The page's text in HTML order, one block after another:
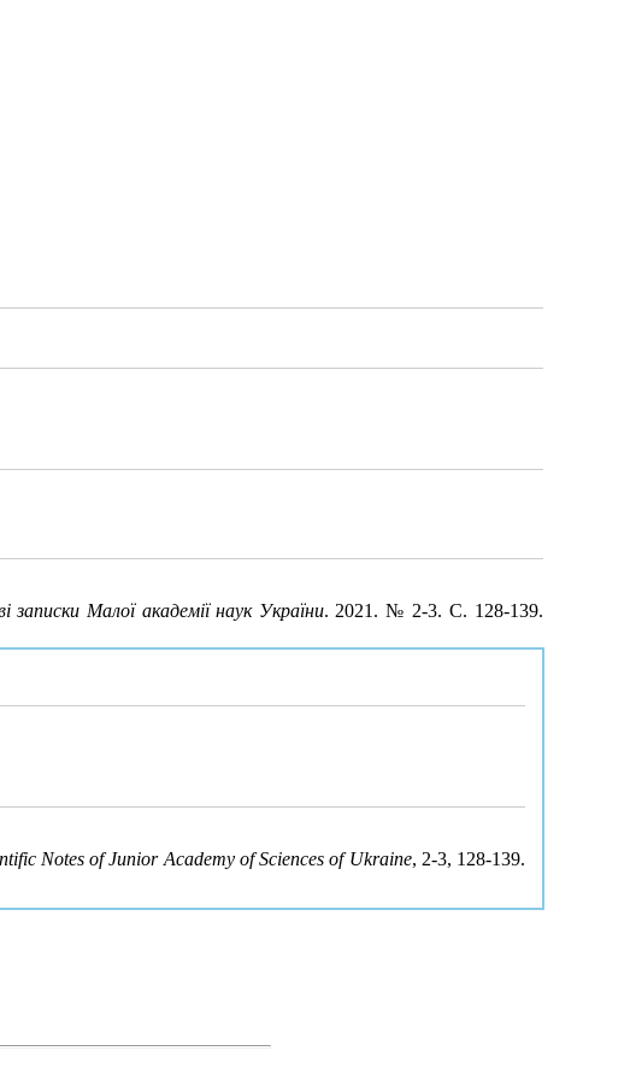
записки Малої академії наук України. 2021. № 2-3. С. 128-139.
Notes of Junior Academy of Sciences of Ukraine, 2-3, 128-139.